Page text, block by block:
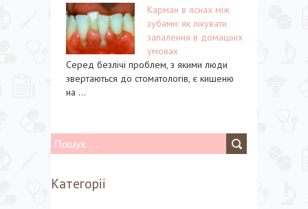
Карман в яснах між
зубами: як лікувати
запалення в домашніх
умовах
Серед безлічі проблем, з якими люди
звертаються до стоматологів, є кишеню
на ...
П
ш
Категорії